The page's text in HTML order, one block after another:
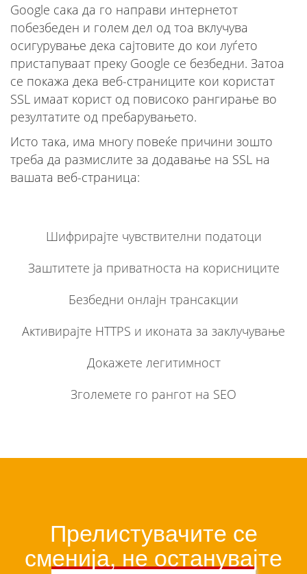
Google сака да го направи интернетот
побезбеден и голем дел од тоа вклучува
осигурување дека сајтовите до кои луѓето
пристапуваат преку Google се безбедни. Затоа
се покажа дека веб-страниците кои користат
SSL имаат корист од повисоко рангирање во
резултатите од пребарувањето.
Исто така, има многу повеќе причини зошто
треба да размислите за додавање на SSL на
вашата веб-страница:
Шифрирајте чувствителни податоци
Заштитете ја приватноста на корисниците
Безбедни онлајн трансакции
Активирајте HTTPS и иконата за заклучување
Докажете легитимност
Зголемете го рангот на SEO
Прелистувачите се
сменија, не останувајте